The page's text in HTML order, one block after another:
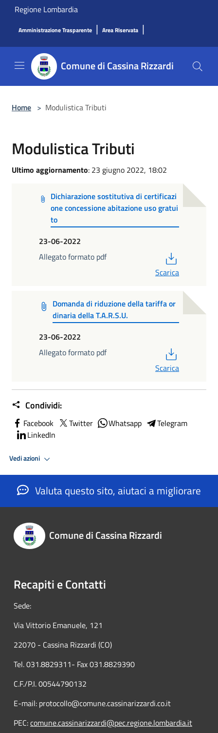
Salta al contenuto principale
Regione Lombardia
Amministrazione Trasparente | Area Riservata |
Comune di Cassina Rizzardi
Home > Modulistica Tributi
Modulistica Tributi
Ultimo aggiornamento: 23 giugno 2022, 18:02
Dichiarazione sostitutiva di certificazi
one concessione abitazione uso gratui
to
23-06-2022
Allegato formato pdf
Scarica
Domanda di riduzione della tariffa or
dinaria della T.A.R.S.U.
23-06-2022
Allegato formato pdf
Scarica
Condividi:
Facebook Twitter Whatsapp
Telegram
LinkedIn
Vedi azioni
Valuta questo sito, aiutaci a migliorare
Comune di Cassina Rizzardi
Recapiti e Contatti
Sede:
Via Vittorio Emanuele, 121
22070 - Cassina Rizzardi (CO)
Tel. 031.8829311- Fax 031.8829390
C.F./P.I. 00544790132
E-mail: protocollo@comune.cassinarizzardi.co.it
PEC:comune.cassinarizzardi@pec.regione.lombardia.it